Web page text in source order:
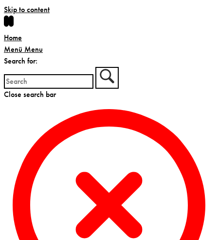
Skip to content
Home
Menü Menu
Search for:
Close search bar